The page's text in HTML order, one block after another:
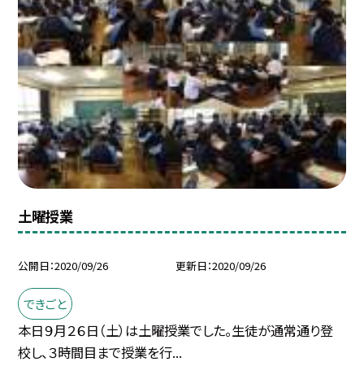
土曜授業
公開日 2020/09/26 更新日 2020/09/26
できごと
本日９月２６日（土）は土曜授業でした。生徒が通常通り登
校し、３時間目まで授業を行...